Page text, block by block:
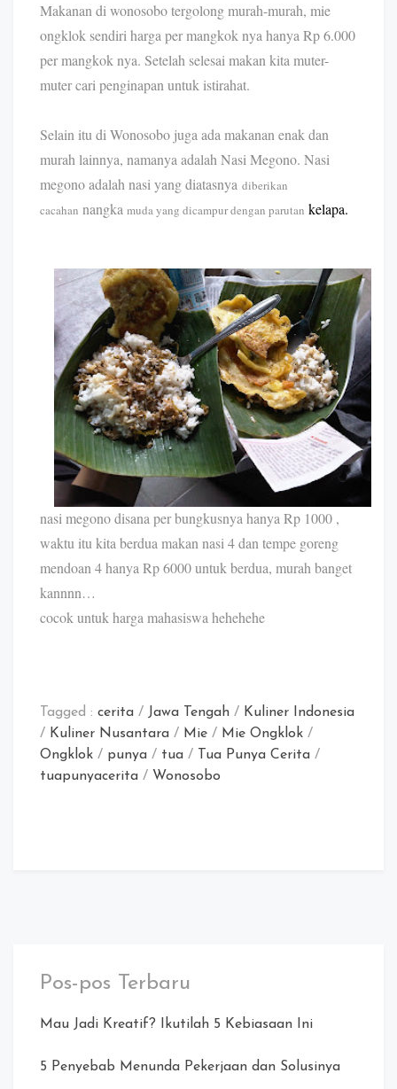
Makanan di wonosobo tergolong murah-murah, mie
ongklok sendiri harga per mangkok nya hanya Rp 6.000
per mangkok nya. Setelah selesai makan kita muter-
muter cari penginapan untuk istirahat.
Selain itu di Wonosobo juga ada makanan enak dan
murah lainnya, namanya adalah Nasi Megono. Nasi
megono adalah nasi yang diatasnya diberikan
cacahan nangka muda yang dicampur dengan parutan kelapa.
nasi megono disana per bungkusnya hanya Rp 1000 ,
waktu itu kita berdua makan nasi 4 dan tempe goreng
mendoan 4 hanya Rp 6000 untuk berdua, murah banget
kannnn…
cocok untuk harga mahasiswa hehehehe
Tagged : cerita / Jawa Tengah / Kuliner Indonesia
/ Kuliner Nusantara / Mie / Mie Ongklok /
Ongklok / punya / tua / Tua Punya Cerita /
tuapunyacerita / Wonosobo
Pos-pos Terbaru
Mau Jadi Kreatif? Ikutilah 5 Kebiasaan Ini
5 Penyebab Menunda Pekerjaan dan Solusinya